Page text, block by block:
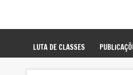
LUTA DE CLASSES